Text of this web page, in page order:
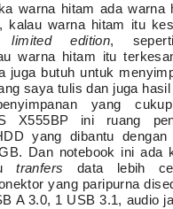
warna hitam ada warna
kalau warna hitam itu
limited edition,
warna hitam itu
juga butuh untuk
saya tulis dan juga
yang
X555BP ini ruang
yang dibantu dengan
Dan notebook ini ada
tranfers data lebih
yang paripurna
A 3.0, 1 USB 3.1, audio